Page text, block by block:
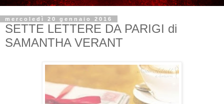
mercoledì 20 gennaio 2016
SETTE LETTERE DA PARIGI di
SAMANTHA VERANT